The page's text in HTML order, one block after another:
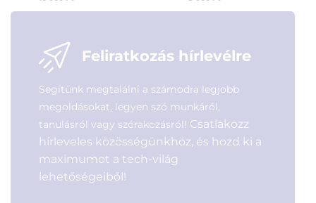
Feliratkozás hírlevélre
Segítünk megtalálni a számodra legjobb
megoldásokat, legyen szó munkáról,
tanulásról vagy szórakozásról! Csatlakozz
hírleveles közösségünkhöz, és hozd ki a
maximumot a tech-világ
lehetőségeiből!